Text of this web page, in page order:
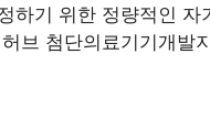
하기 위한 정량적인
첨단의료기기개발